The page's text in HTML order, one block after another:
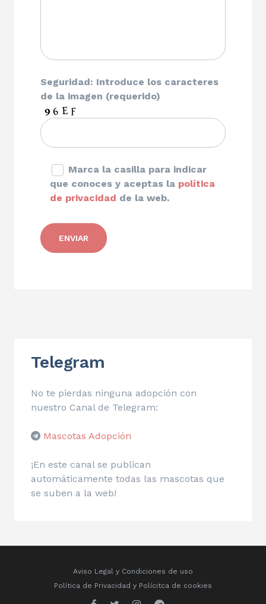
Seguridad: Introduce los caracteres
de la imagen (requerido)
Marca la casilla para indicar
que conoces y aceptas la política
de privacidad de la web.
Telegram
No te pierdas ninguna adopción con
nuestro Canal de Telegram:
Mascotas Adopción
¡En este canal se publican
automáticamente todas las mascotas que
se suben a la web!
Aviso Legal y Condiciones de uso
Política de Privacidad y Polícitca de cookies